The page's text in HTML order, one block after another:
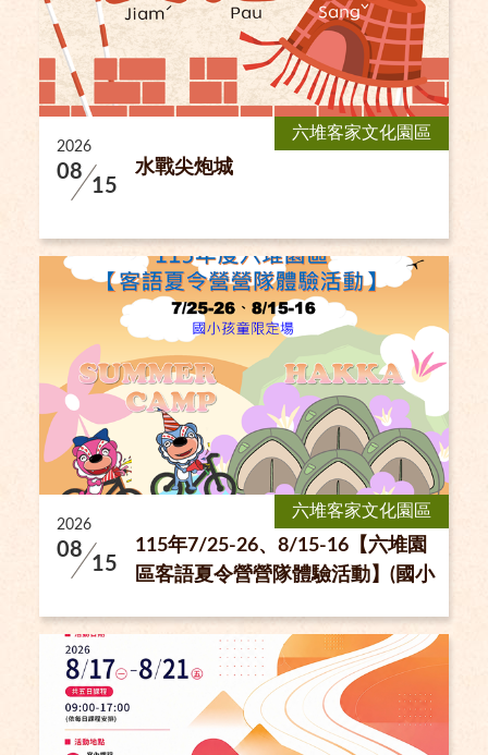
六堆客家文化園區
水戰尖炮城
2026
08
15
六堆客家文化園區
115年7/25-26、8/15-16【六堆園
區客語夏令營營隊體驗活動】(國小
2026
08
15